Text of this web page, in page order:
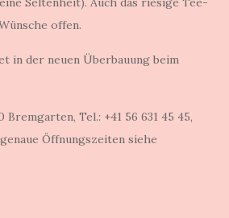
offen.
in der neuen Überbauung beim
Tel.: +41 56 631 45 45,
Öffnungszeiten siehe